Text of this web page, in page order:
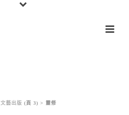
文藝出版 (頁 3) > 靈修